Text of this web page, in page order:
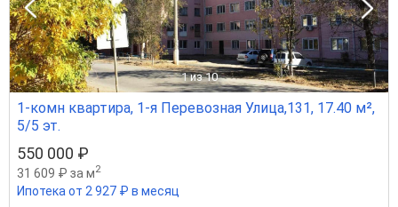
1 из 10
1-комн квартира, 1-я Перевозная Улица,131, 17.40 м²,
5/5 эт.
550 000 ₽
31 609 ₽ за м2
Ипотека от 2 927 ₽ в месяц